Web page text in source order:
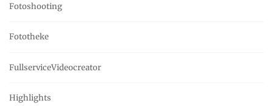
Fotoshooting
Fototheke
FullserviceVideocreator
Highlights